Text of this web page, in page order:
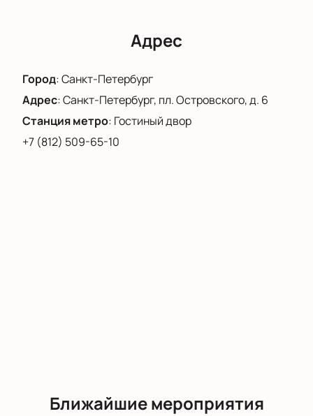
Цена зависит от выбранного сектора.
указаны на сайте. Присоединяйтесь к этому яркому
музыкальному мероприятию в России!
Адрес
Город:Санкт-Петербург
Адрес:Санкт-Петербург, пл. Островского, д. 6
Станция метро: Гостиный двор
+7 (812) 509-65-10
Ближайшие мероприятия